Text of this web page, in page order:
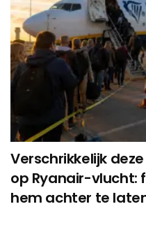
Verschrikkelijk
op Ryanair-vlucht:
hem achter te